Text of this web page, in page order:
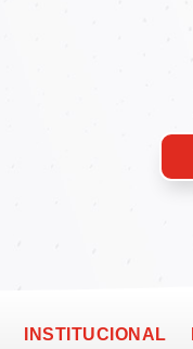
INSTITUCIONAL